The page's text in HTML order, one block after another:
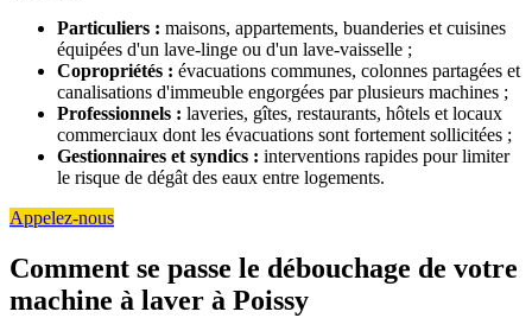
Particuliers : maisons, appartements, buanderies et cuisines
équipées d'un lave-linge ou d'un lave-vaisselle ;
Copropriétés : évacuations communes, colonnes partagées et
canalisations d'immeuble engorgées par plusieurs machines ;
Professionnels : laveries, gîtes, restaurants, hôtels et locaux
commerciaux dont les évacuations sont fortement sollicitées ;
Gestionnaires et syndics : interventions rapides pour limiter
le risque de dégât des eaux entre logements.
Appelez-nous
Comment se passe le débouchage de votre
machine à laver à Poissy